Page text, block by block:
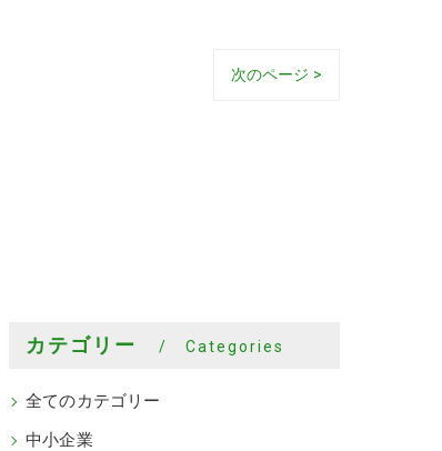
次のページ >
カテゴリー Categories
全てのカテゴリー
中小企業